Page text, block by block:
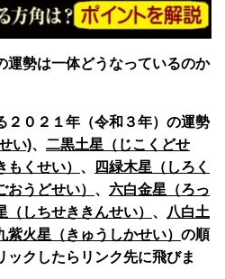
運勢は一体どうなっているのか
２０２１年（令和３年）の運勢
い)、 二黒土星（じこくどせ
くせい） 、
四緑木星（しろく
おうどせい） 、 六白金星（ろっ
（しちせききんせい） 、
八白土
紫火星（きゅうしかせい） の順
クしたらリンク先に飛びま